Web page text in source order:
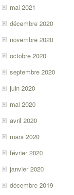
mai 2021
décembre 2020
novembre 2020
octobre 2020
septembre 2020
juin 2020
mai 2020
avril 2020
mars 2020
février 2020
janvier 2020
décembre 2019